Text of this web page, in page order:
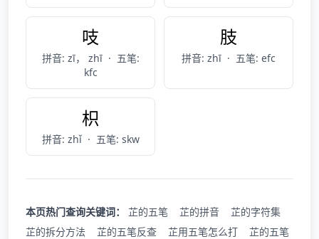
吱
拼音: zī， zhī · 五笔:
kfc
肢
拼音: zhī · 五笔: efc
枳
拼音: zhǐ · 五笔: skw
本页热门查询关键词： 芷的五笔 芷的拼音
芷的字符集
芷的拆分方法
芷的五笔反查 芷用五笔怎么打
芷的五笔